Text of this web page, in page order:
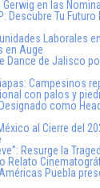
Gerwig en las
Descubre Tu
Laborales
en Auge
Dance de Jalisco
Campesinos
con palos y
como
al Cierre del
Resurge la
Relato
Puebla